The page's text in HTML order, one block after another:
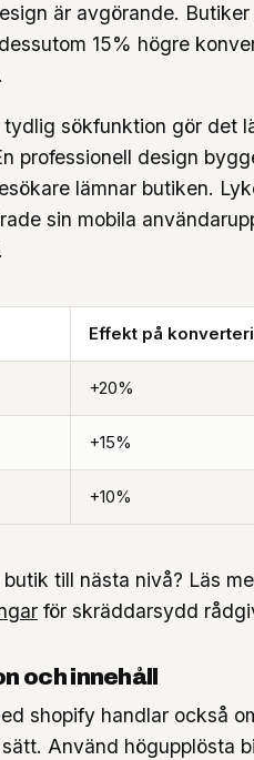
är avgörande.
15% högre
tydlig sökfunktion gör det
professionell design
lämnar butiken.
sin mobila
Effekt på
+20%
+15%
+10%
till nästa nivå? Läs
för skräddarsydd
och innehåll
shopify handlar också
Använd högupplösta